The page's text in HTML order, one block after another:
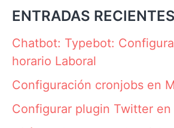
ENTRADAS RECIENTES
Chatbot: Typebot:
horario Laboral
Configuración cronjobs en
Configurar plugin Twitter